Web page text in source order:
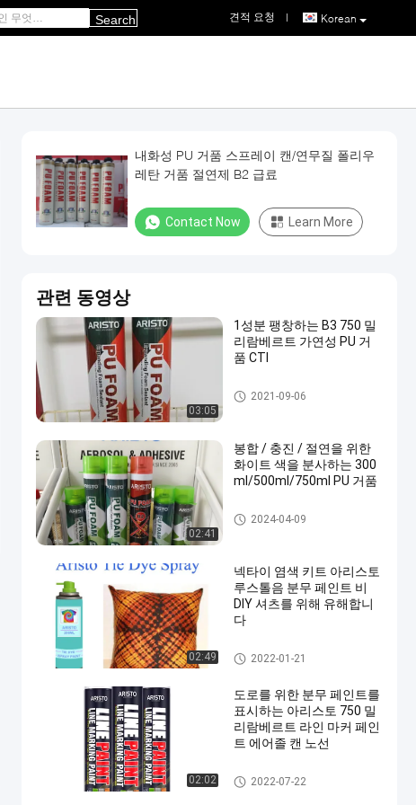
Korean
견적 요청 |
Search
내화성 PU 거품 스프레이 캔/연무질 폴리우
레탄 거품 절연제 B2 급료
Contact Now Learn More
관련 동영상
03:05
1성분 팽창하는 B3 750 밀
리람베르트 가연성 PU 거
품 CTI
우레탄 폼 스프레이
2021-09-06
02:41
봉합 / 충진 / 절연을 위한
화이트 색을 분사하는 300
ml/500ml/750ml PU 거품
우레탄 폼 스프레이
2024-04-09
02:49
넥타이 염색 키트 아리스토
루스톨음 분무 페인트 비
DIY 셔츠를 위해 유해합니
다
직물 분무 도장
2022-01-21
02:02
도로를 위한 분무 페인트를
표시하는 아리스토 750 밀
리람베르트 라인 마커 페인
트 에어졸 캔 노선
스프레이 페인트를 표시
2022-07-22